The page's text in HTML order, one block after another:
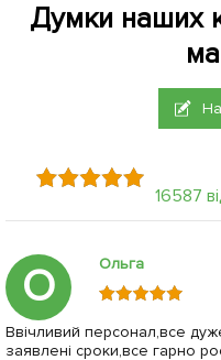
Думки наших
16587
О Ольга
Ввічливий персонал,все
заявлені сроки,все гарно